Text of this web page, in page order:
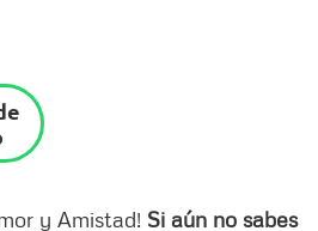
y Amistad! Si aún no sabes